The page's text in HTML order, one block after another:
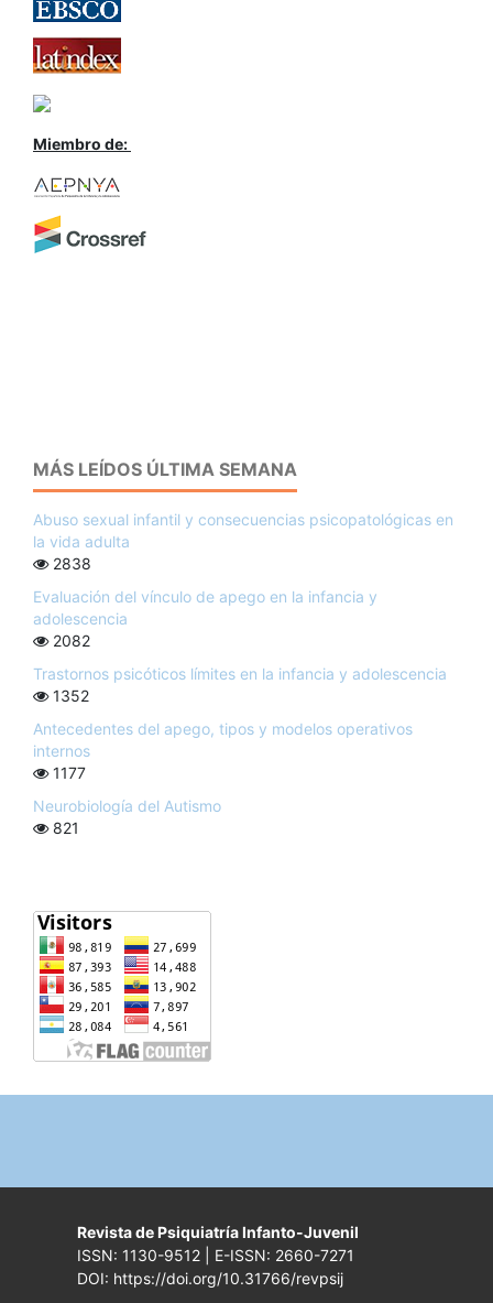
Miembro de:
MÁS LEÍDOS ÚLTIMA SEMANA
Abuso sexual infantil y consecuencias psicopatológicas en
la vida adulta
2838
Evaluación del vínculo de apego en la infancia y
adolescencia
2082
Trastornos psicóticos límites en la infancia y adolescencia
1352
Antecedentes del apego, tipos y modelos operativos
internos
1177
Neurobiología del Autismo
821
Revista de Psiquiatría Infanto-Juvenil
ISSN: 1130-9512 | E-ISSN: 2660-7271
DOI: https://doi.org/10.31766/revpsij